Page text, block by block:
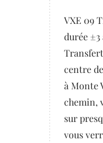
VXE 09
durée ±3
centre
à Monte
chemin,
sur
vous